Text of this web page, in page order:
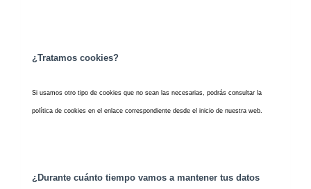
¿Tratamos cookies?
Si usamos otro tipo de cookies que no sean las necesarias, podrás consultar la
política de cookies en el enlace correspondiente desde el inicio de nuestra web.
¿Durante cuánto tiempo vamos a mantener tus datos